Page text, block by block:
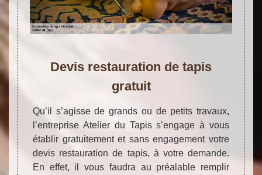
Devis restauration de tapis
gratuit
Qu’il s’agisse de grands ou de petits travaux,
l’entreprise Atelier du Tapis s’engage à vous
établir gratuitement et sans engagement votre
devis restauration de tapis, à votre demande.
En effet, il vous faudra au préalable remplir